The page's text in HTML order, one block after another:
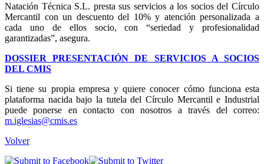
Natación Técnica S.L. presta sus servicios a los socios del Círculo
Mercantil con un descuento del 10% y atención personalizada a
cada uno de ellos socio, con “seriedad y profesionalidad
garantizadas”, asegura.
DOSSIER PRESENTACIÓN DE SERVICIOS A SOCIOS
DEL CMIS
Si tiene su propia empresa y quiere conocer cómo funciona esta
plataforma nacida bajo la tutela del Círculo Mercantil e Industrial
puede ponerse en contacto con nosotros a través del correo:
m.iglesias@cmis.es
Volver